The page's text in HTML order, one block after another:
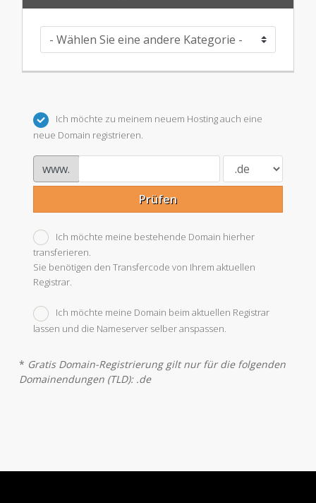
Ich möchte zu meinem neuem Hosting auch eine
neue Domain registrieren.
www.
Prüfen
Ich möchte meine bestehende Domain hierher
transferieren.
Sie benötigen den Transfercode von Ihrem aktuellen
Registrar.
Ich möchte meine Domain beim aktuellen Registrar
lassen und die Nameserver selber anspassen.
* Gratis Domain-Registrierung gilt nur für die folgenden
Domainendungen (TLD): .de